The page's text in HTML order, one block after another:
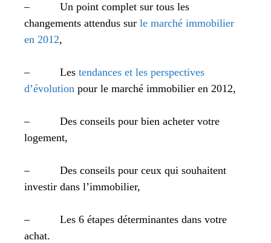
– Un point complet sur tous les
changements attendus sur le marché immobilier
en 2012,
– Les tendances et les perspectives
d’évolution pour le marché immobilier en 2012,
– Des conseils pour bien acheter votre
logement,
– Des conseils pour ceux qui souhaitent
investir dans l’immobilier,
– Les 6 étapes déterminantes dans votre
achat.